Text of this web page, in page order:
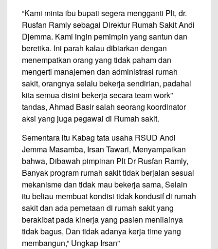
“Kami minta ibu bupati segera mengganti Plt, dr.
Rusfan Ramly sebagai Direktur Rumah Sakit Andi
Djemma. Kami ingin pemimpin yang santun dan
beretika. Ini parah kalau dibiarkan dengan
menempatkan orang yang tidak paham dan
mengerti manajemen dan administrasi rumah
sakit, orangnya selalu bekerja sendirian, padahal
kita semua disini bekerja secara team work”
tandas, Ahmad Basir salah seorang koordinator
aksi yang juga pegawai di Rumah sakit.
Sementara itu Kabag tata usaha RSUD Andi
Jemma Masamba, Irsan Tawari, Menyampaikan
bahwa, Dibawah pimpinan Plt Dr Rusfan Ramly,
Banyak program rumah sakit tidak berjalan sesuai
mekanisme dan tidak mau bekerja sama, Selain
itu beliau membuat kondisi tidak kondusif di rumah
sakit dan ada pemetaan di rumah sakit yang
berakibat pada kinerja yang pasien menilainya
tidak bagus, Dan tidak adanya kerja time yang
membangun,” Ungkap Irsan”